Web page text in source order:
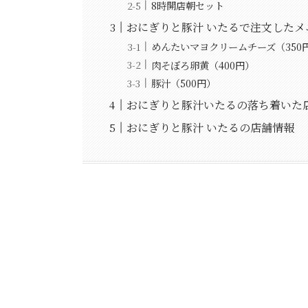
8時開店朝セット
おにぎりと豚汁 いたるで注文した
めんたいマヨクリームチーズ（350
肉そぼろ卵黄（400円）
豚汁（500円）
おにぎりと豚汁いたるの落ち着いた
おにぎりと豚汁 いたるの店舗情報